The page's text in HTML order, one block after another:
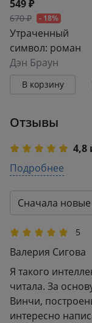
549 ₽
670 ₽ - 18%
Утраченный
символ: роман
Дэн Браун
В корзину
Отзывы
4,8
5
2
1
Подробнее
Сначала новые
5
Валерия Сигова
Я такого
читала. За
Винчи,
интересно